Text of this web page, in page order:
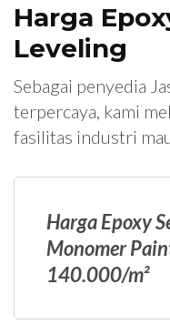
Harga
Leveling
Sebagai penyedia
terpercaya, kami
fasilitas industri
Harga Epoxy
Monomer
140.000/m²